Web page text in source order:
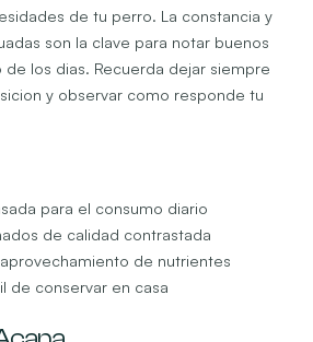
de tu perro. La constancia y
son la clave para notar buenos
los dias. Recuerda dejar siempre
y observar como responde tu
para el consumo diario
de calidad contrastada
de nutrientes
de conservar en casa